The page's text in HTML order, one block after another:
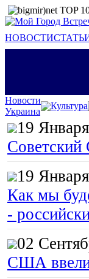
НОВОСТИ
Новости
Украина
Культура
19
Советский
19
Как мы
-
02
США ввели